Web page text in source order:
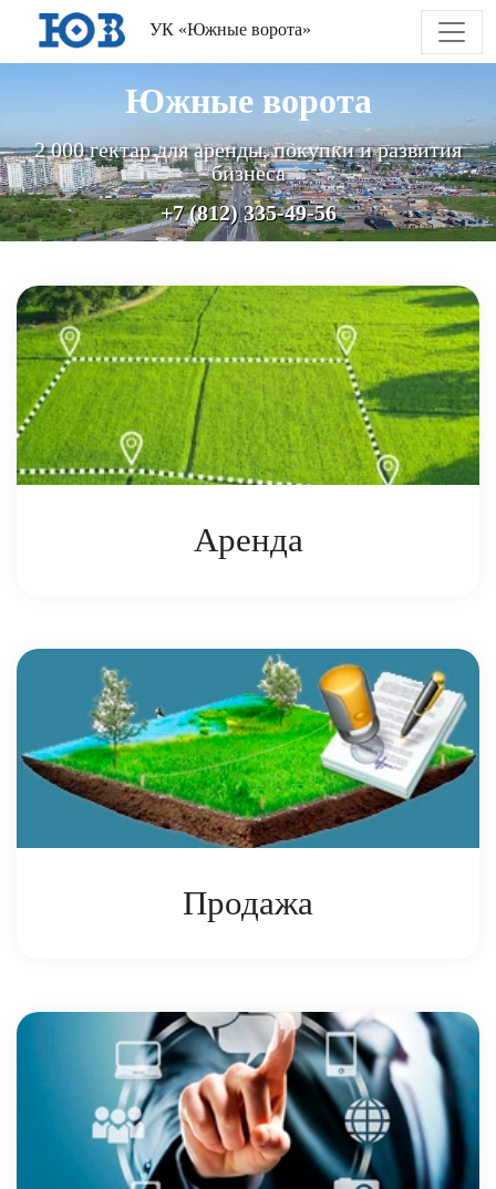
УК «Южные ворота»
Южные ворота
2 000 гектар для аренды, покупки и развития
бизнеса
+7 (812) 335-49-56
Аренда
Продажа
собственности Партнеров